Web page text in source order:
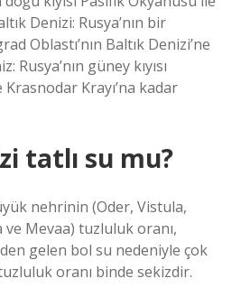
Denizi: Rusya’nın bir
Oblastı’nın Baltık Denizi’ne
Rusya’nın güney kıyısı
Krayı’na kadar
tatlı su mu?
nehrinin (Oder, Vistula,
Mevaa) tuzluluk oranı,
gelen bol su nedeniyle çok
oranı binde sekizdir.